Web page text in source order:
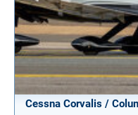
Cessna Corvalis /